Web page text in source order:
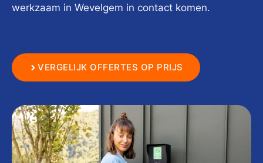
werkzaam in Wevelgem in contact komen.
VERGELIJK OFFERTES OP PRIJS